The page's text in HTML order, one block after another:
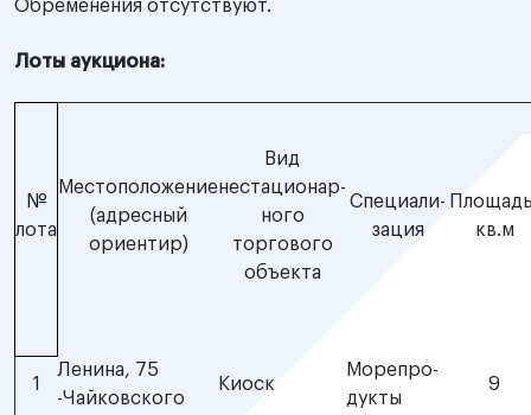
Обременения отсутствуют.
Лоты аукциона:
№
лота
Местоположение
(адресный
ориентир)
Вид
нестационар-
ного
торгового
объекта
Специали-
зация
кв.м
1
Ленина, 75
-Чайковского
Киоск
Морепро-
дукты
9